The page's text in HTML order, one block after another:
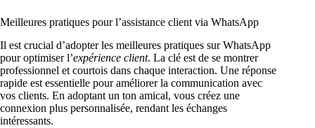
Meilleures pratiques pour l’assistance client via WhatsApp
Il est crucial d’adopter les meilleures pratiques sur WhatsApp
pour optimiser l’expérience client. La clé est de se montrer
professionnel et courtois dans chaque interaction. Une réponse
rapide est essentielle pour améliorer la communication avec
vos clients. En adoptant un ton amical, vous créez une
connexion plus personnalisée, rendant les échanges
intéressants.